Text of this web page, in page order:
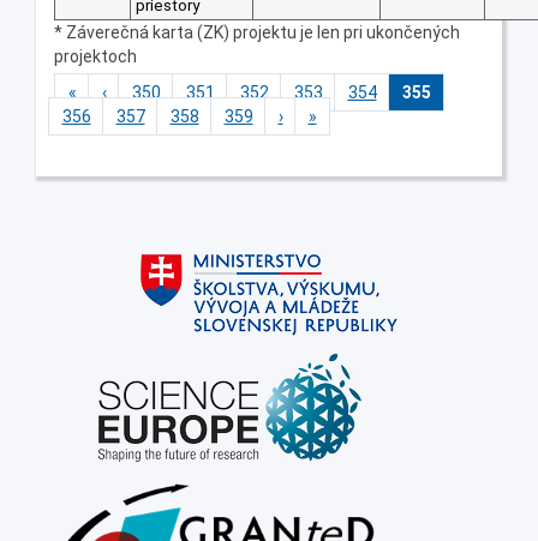
priestory
* Záverečná karta (ZK) projektu je len pri ukončených
projektoch
«
‹ 350 351 352 353 354
355
356
357 358 359 › »